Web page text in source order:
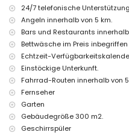
Zweitnächster Flughafen:
Rauchen nicht erlaubt
Haustiere sind nicht erlaubt
Die Unterkunft ist besonders
Anlagen und Dienstleistungen,
inbegriffen sind
Internet (WiFi)
Bügeleisen und Bügelbrett
Bettwäsche und Handtücher
Rezeptionsservice und 24-
Klimaanlage
24/7 telefonische Unterstützung
Angeln innerhalb von 5 km.
Bars und Restaurants innerhalb
Bettwäsche im Preis inbegriffen
Echtzeit-
Einstöckige Unterkunft.
Fahrrad-Routen innerhalb von
Fernseher
Garten
Gebäudegröße 300 m2.
Geschirrspüler